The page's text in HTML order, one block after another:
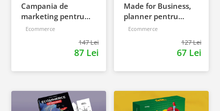
Campania de
marketing pentru
magazinul tau
Ecommerce
147 Lei
87 Lei
Made for Business,
planner pentru
afaceri & viata,
Ecommerce
127 Lei
67 Lei